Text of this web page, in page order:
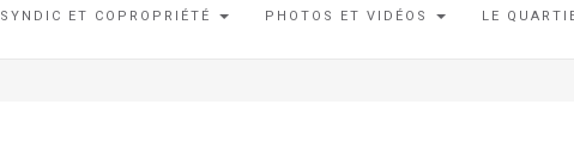
SYNDIC ET COPROPRIÉTÉ PHOTOS ET VIDÉOS LE